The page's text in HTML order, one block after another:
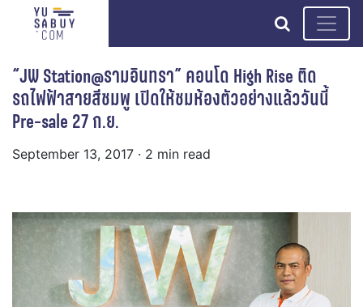
search
“JW Station@รามอินทรา” คอนโด High Rise ติด
รถไฟฟ้าสายสีชมพู เปิดให้ชมห้องตัวอย่างแล้ววันนี้
Pre-sale 27 ก.ย.
September 13, 2017 · 2 min read